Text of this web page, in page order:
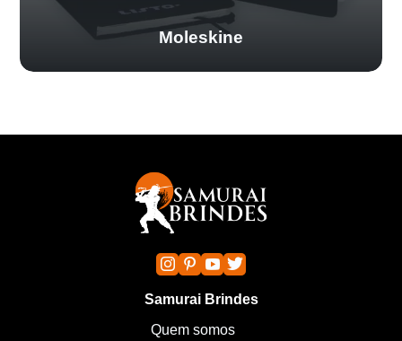
Moleskine
Samurai Brindes
Quem somos